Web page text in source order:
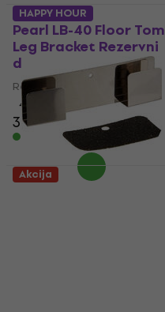
Pearl LB-40 Floor Tom
Leg Bracket Rezervni
dio
Rezervni dio
4
37 €
Na skladištu
HAPPY HOUR
Akcija